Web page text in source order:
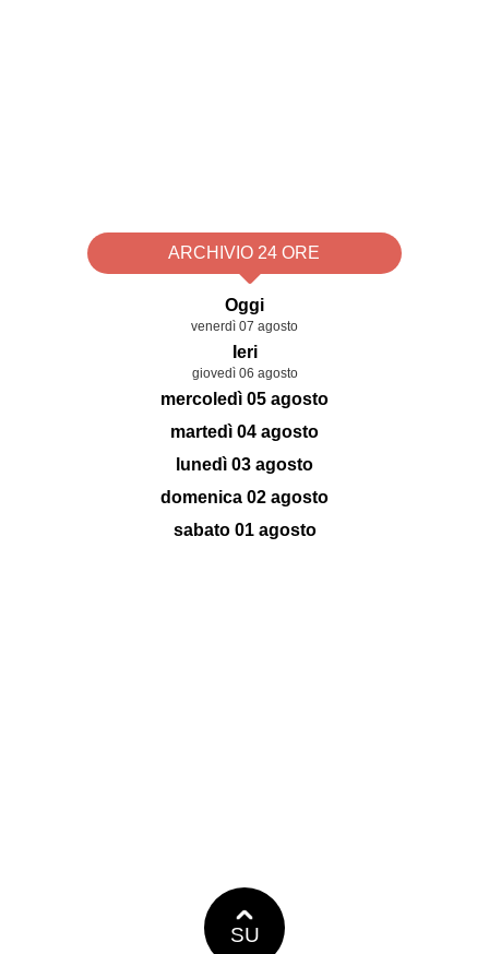
ARCHIVIO 24 ORE
Oggi
venerdì 07 agosto
Ieri
giovedì 06 agosto
mercoledì 05 agosto
martedì 04 agosto
lunedì 03 agosto
domenica 02 agosto
sabato 01 agosto
SU